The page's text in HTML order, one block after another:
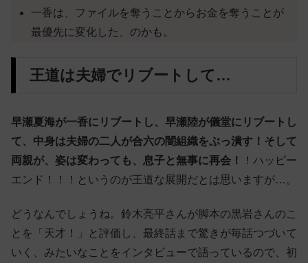
一香は、ファイルを奪うことからお金を奪うことが
最優先に変化した、のかも。
王道は夫婦でリブートして…
早瀬夏海が一香にリブートし、早瀬陸が儀堂にリブートし
て、中身は夫婦の二人が合六の闇組織をぶっ潰す！そして
両親が、姿は変わっても、息子と無事に再会！
！ハッピー
エンド！！！というのが王道な展開だとは思いますが…。
どうなんでしょうね。鈴木亮平さんが脚本の黒岩さんのこ
とを「天才！」と評価し、最終話まで驚きが毎話つづいて
いく、みたいなことをインタビューで語っているので、初